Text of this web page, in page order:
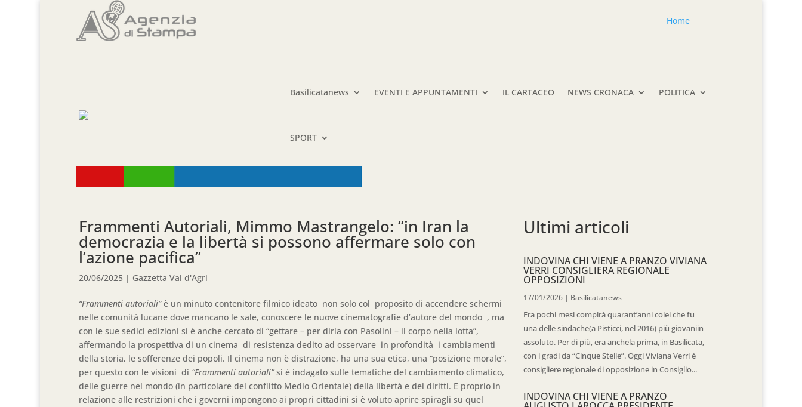
Home
Basilicatanews EVENTI E APPUNTAMENTI IL CARTACEO NEWS CRONACA POLITICA
SPORT
Frammenti Autoriali, Mimmo Mastrangelo: “in Iran la
democrazia e la libertà si possono affermare solo con
l’azione pacifica”
20/06/2025 | Gazzetta Val d'Agri
“Frammenti autoriali”è un minuto contenitore filmico ideato non solo col proposito di accendere schermi
nelle comunità lucane dove mancano le sale, conoscere le nuove cinematografie d’autore del mondo , ma
con le sue sedici edizioni si è anche cercato di “gettare – per dirla con Pasolini – il corpo nella lotta”,
affermando la prospettiva di un cinema di resistenza dedito ad osservare in profondità i cambiamenti
della storia, le sofferenze dei popoli. Il cinema non è distrazione, ha una sua etica, una “posizione morale”,
per questo con le visioni di “Frammenti autoriali”si è indagato sulle tematiche del cambiamento climatico,
delle guerre nel mondo (in particolare del conflitto Medio Orientale) della libertà e dei diritti. E proprio in
relazione alle restrizioni che i governi impongono ai propri cittadini si è voluto aprire spiragli su quel
Ultimi articoli
INDOVINA CHI VIENE A PRANZO VIVIANA
VERRI CONSIGLIERA REGIONALE
OPPOSIZIONI
17/01/2026| Basilicatanews
Fra pochi mesi compirà quarant’anni colei che fu
una delle sindache(a Pisticci, nel 2016) più giovaniin
assoluto. Per di più, era anchela prima, in Basilicata,
con i gradi da “Cinque Stelle”. Oggi Viviana Verri è
consigliere regionale di opposizione in Consiglio...
INDOVINA CHI VIENE A PRANZO